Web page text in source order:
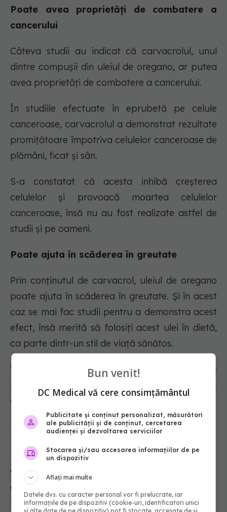
Poate avea proprietăți de combatere a
cancerului
Câteva studii au indicat că carvacrolul, unul
dintre compușii din uleiul de oregano, ar putea
avea proprietăți de combatere a cancerului.
În studiile efectuate în eprubetă pe celule
canceroase, carvacrolul a demonstrat rezultate
promițătoare împotriva celulelor canceroase de
plămâni, ficat și sân.
S-a constatat că acesta inhibă creșterea
celulelor și provoacă moartea celulelor
canceroase, însă nu au fost realizate astfel de
studii și pe oameni.
Poate ajuta în scăderea în greutate
Prin conținutul de carvacrol, uleiul de oregano
poate ajuta în scăderea în greutate. Și în acest
caz se mai fac studii pentru a demonstra acest
efect, însă merită să folosiți acest ulei în dietă,
ca parte dintr-un stil de viață sănătos.
Vezi și:
Activitatea fizică regulată, asociată cu o
bună funcționare a creierului la adulții în vârstă.
Câți pași sunt necesari pentru a evita demența
Uleiul de oregano, precauții
Ca urmare a acțiunii sale antimicrobiene, uleiul
de oregano poate fi toxic pentru oameni, mai
mult, utilizarea neadecvată a uleiului de
Bun venit!
DC Medical vă cere consimțământul
Publicitate și conținut personalizat, măsurători
ale publicității și de conținut, cercetarea
audienței și dezvoltarea serviciilor
Stocarea și/sau accesarea informațiilor de pe
un dispozitiv
Aflați mai multe
Datele dvs. cu caracter personal vor fi prelucrate, iar
informațiile de pe dispozitiv (cookie-uri, identificatori unici